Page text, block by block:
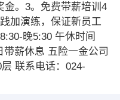
金。3。免费带薪培训4
加演练，保证新员工
晚5:30 午休时间
薪休息 五险一金公司
联系电话：024-